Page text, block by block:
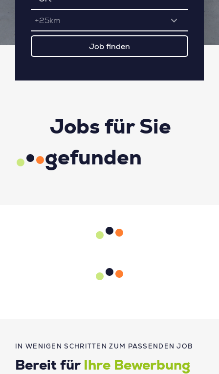
+25km
IN WENIGEN SCHRITTEN ZUM PASSENDEN JOB
Bereit für
Ihre Bewerbung